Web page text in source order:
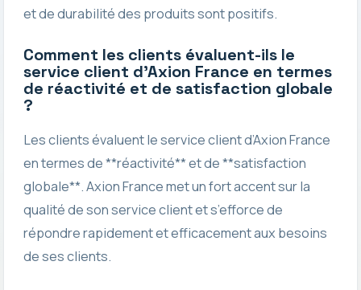
et de durabilité des produits sont positifs.
Comment les clients évaluent-ils le
service client d’Axion France en termes
de réactivité et de satisfaction globale
?
Les clients évaluent le service client d’Axion France
en termes de **réactivité** et de **satisfaction
globale**. Axion France met un fort accent sur la
qualité de son service client et s’efforce de
répondre rapidement et efficacement aux besoins
de ses clients.